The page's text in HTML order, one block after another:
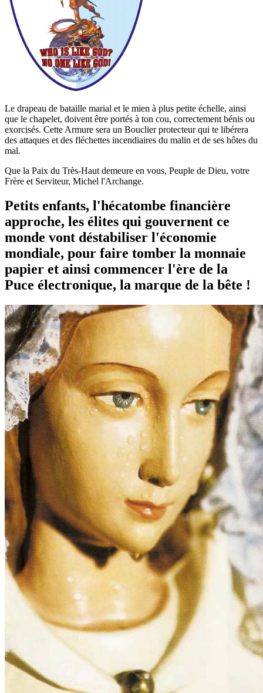
Le drapeau de bataille marial et le mien à plus petite échelle, ainsi
que le chapelet, doivent être portés à ton cou, correctement bénis ou
exorcisés. Cette Armure sera un Bouclier protecteur qui te libérera
des attaques et des fléchettes incendiaires du malin et de ses hôtes du
mal.
Que la Paix du Très-Haut demeure en vous, Peuple de Dieu, votre
Frère et Serviteur, Michel l'Archange.
Petits enfants, l'hécatombe financière
approche, les élites qui gouvernent ce
monde vont déstabiliser l'économie
mondiale, pour faire tomber la monnaie
papier et ainsi commencer l'ère de la
Puce électronique, la marque de la bête !